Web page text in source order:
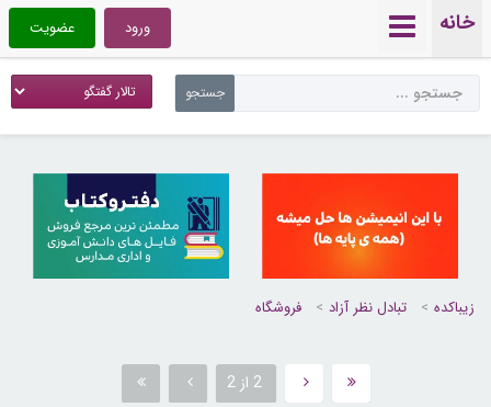
خانه عضویت ورود
زیباکده تبادل نظر آزاد فروشگاه
2 از 2